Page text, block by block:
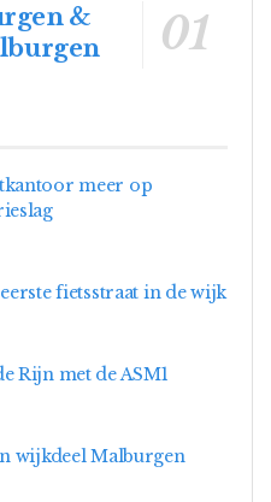
&
meer op
fietsstraat in de wijk
Rijn met de ASM1
wijkdeel Malburgen